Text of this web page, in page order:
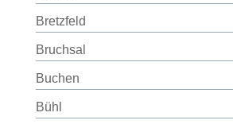
Bretzfeld
Bruchsal
Buchen
Bühl